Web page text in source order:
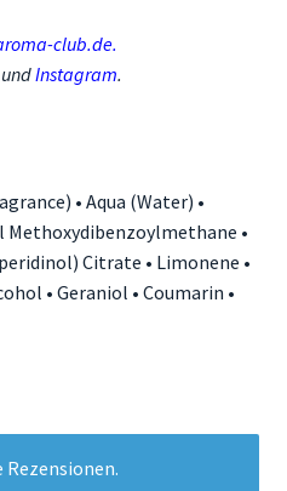
club.de.
undInstagram.
• Aqua (Water) •
Methoxydibenzoylmethane •
Citrate • Limonene •
• Geraniol • Coumarin •
Rezensionen.